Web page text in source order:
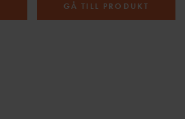
GÅ TILL PRODUKT